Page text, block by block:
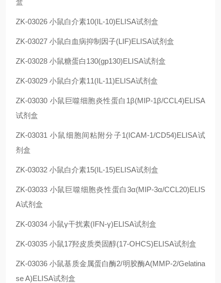
盒
ZK-03026 小鼠白介素10(IL-10)ELISA试剂盒
ZK-03027 小鼠白血病抑制因子(LIF)ELISA试剂盒
ZK-03028 小鼠糖蛋白130(gp130)ELISA试剂盒
ZK-03029 小鼠白介素11(IL-11)ELISA试剂盒
ZK-03030 小鼠巨噬细胞炎性蛋白1β(MIP-1β/CCL4)ELISA
试剂盒
ZK-03031 小鼠细胞间粘附分子1(ICAM-1/CD54)ELISA试
剂盒
ZK-03032 小鼠白介素15(IL-15)ELISA试剂盒
ZK-03033 小鼠巨噬细胞炎性蛋白3α(MIP-3α/CCL20)ELIS
A试剂盒
ZK-03034 小鼠γ干扰素(IFN-γ)ELISA试剂盒
ZK-03035 小鼠17羟皮质类固醇(17-OHCS)ELISA试剂盒
ZK-03036 小鼠基质金属蛋白酶2/明胶酶A(MMP-2/Gelatina
se A)ELISA试剂盒